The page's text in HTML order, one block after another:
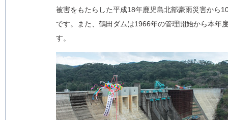
被害をもたらした平成18年鹿児島北部豪雨災害から
です。また、鶴田ダムは1966年の管理開始から本年
す。